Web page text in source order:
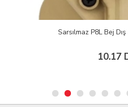
Sarsılmaz P8L Bej Dış
10.17